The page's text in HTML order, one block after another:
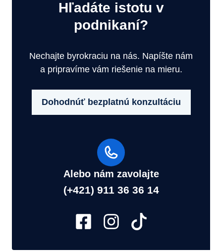
Hľadáte istotu v
podnikaní?
Nechajte byrokraciu na nás. Napíšte nám
a pripravíme vám riešenie na mieru.
Dohodnúť bezplatnú konzultáciu
Alebo nám zavolajte
(+421) 911 36 36 14